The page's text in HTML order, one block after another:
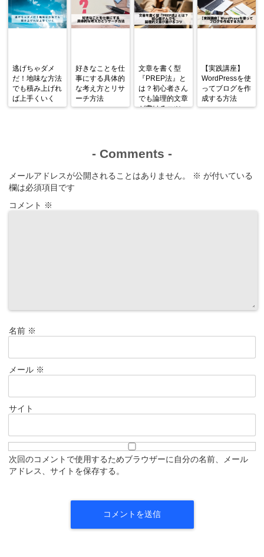
逃げちゃダメ
だ！地味な方法
でも積み上げれ
ば上手くいく
好きなことを仕
事にする具体的
な考え方とリサ
ーチ方法
文章を書く型
『PREP法』と
は？初心者さん
でも論理的文章
が書けるコツ
【実践講座】
WordPressを使
ってブログを作
成する方法
- Comments -
メールアドレスが公開されることはありません。 ※ が付いている
欄は必須項目です
コメント ※
名前 ※
メール ※
サイト
次回のコメントで使用するためブラウザーに自分の名前、メール
アドレス、サイトを保存する。